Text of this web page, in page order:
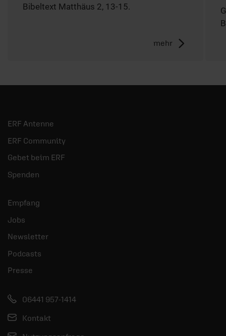
Bibeltext Matthäus 2, 13-15.
mehr
ERF Antenne
ERF Community
Gebet beim ERF
Spenden
Empfang
Jobs
Newsletter
Podcasts
Presse
06441 957-1414
Kontakt